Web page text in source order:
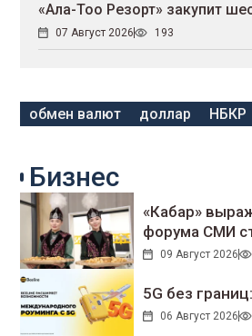
«Ала-Тоо Резорт» закупит
07 Август 2026 193
обмен валют доллар НБКР
Бизнес
«Кабар»
форума СМИ
09 Август 2026
5G без
06 Август 2026